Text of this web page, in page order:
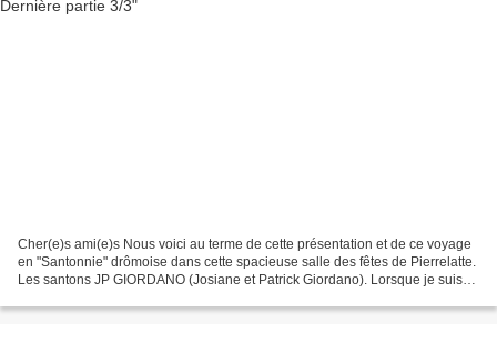
Cher(e)s ami(e)s Nous voici au terme de cette présentation et de ce voyage
en "Santonnie" drômoise dans cette spacieuse salle des fêtes de Pierrelatte.
Les santons JP GIORDANO (Josiane et Patrick Giordano). Lorsque je suis